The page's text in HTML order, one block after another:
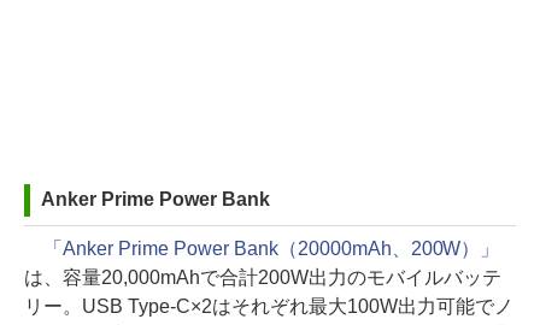
Anker Prime Power Bank
「Anker Prime Power Bank（20000mAh、200W）」
は、容量20,000mAhで合計200W出力のモバイルバッテ
リー。USB Type-C×2はそれぞれ最大100W出力可能でノ